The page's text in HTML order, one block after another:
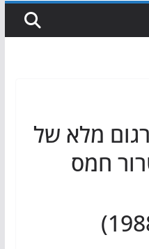
מלא של
חמס